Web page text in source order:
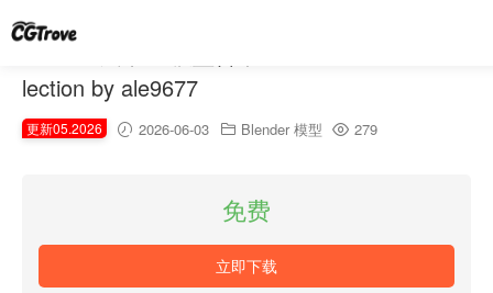
lection by ale9677
更新05.2026 2026-06-03 Blender 模型 279
免费
立即下载